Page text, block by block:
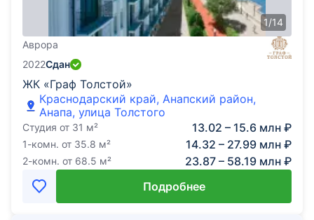
1/14
Аврора
ЖК «Граф Толстой»
2022Сдан
Краснодарский край, Анапский район,
Анапа, улица Толстого
Студия от 31 м² 13.02 – 15.6 млн ₽
1-комн. от 35.8 м² 14.32 – 27.99 млн ₽
2-комн. от 68.5 м²
23.87 – 58.19 млн ₽
Подробнее